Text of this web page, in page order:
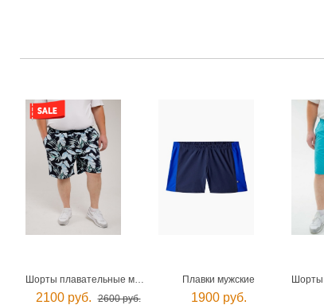
Шорты плавательные мужские
2100 руб. 2600 руб.
Плавки мужские
1900 руб.